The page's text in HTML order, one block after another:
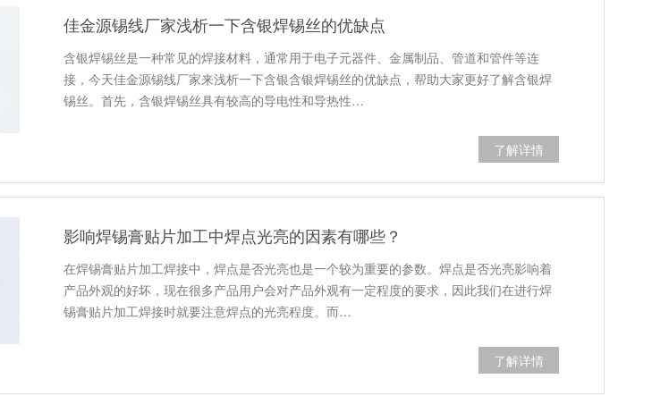
佳金源锡线厂家浅析一下含银焊锡丝的优缺点
含银焊锡丝是一种常见的焊接材料，通常用于电子元器件、金属制品、管道和管件等连
接，今天佳金源锡线厂家来浅析一下含银含银焊锡丝的优缺点，帮助大家更好了解含银焊
锡丝。首先，含银焊锡丝具有较高的导电性和导热性…
了解详情
影响焊锡膏贴片加工中焊点光亮的因素有哪些？
在焊锡膏贴片加工焊接中，焊点是否光亮也是一个较为重要的参数。焊点是否光亮影响着
产品外观的好坏，现在很多产品用户会对产品外观有一定程度的要求，因此我们在进行焊
锡膏贴片加工焊接时就要注意焊点的光亮程度。而…
了解详情